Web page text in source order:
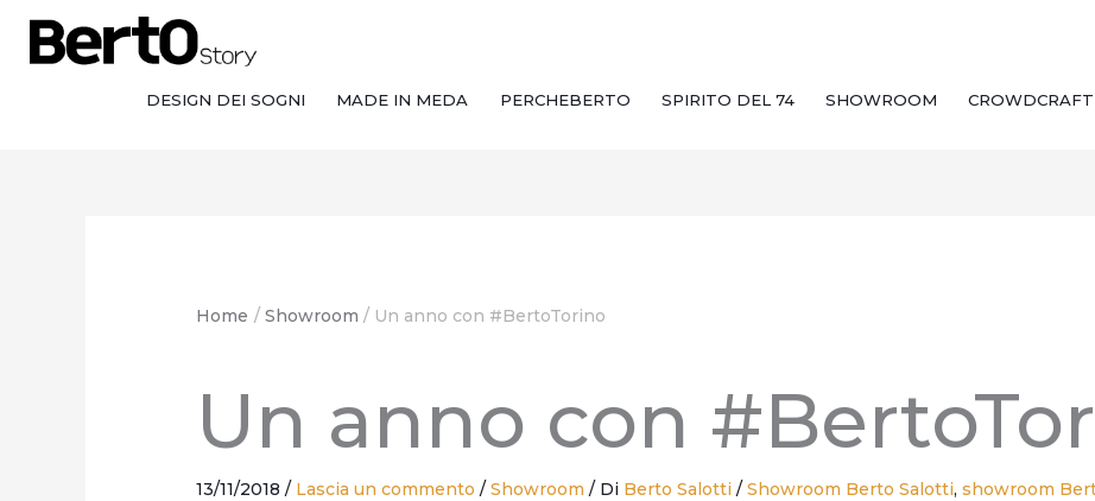
contenuto
navigazione
contenuto
DESIGN DEI SOGNI MADE IN MEDA PERCHEBERTO SPIRITO DEL 74 SHOWROOM
Home Showroom Un anno con #BertoTorino
Un anno con
13/11/2018/ Lascia un commento /Showroom / Di Berto Salotti/Showroom Berto Salotti,showroom